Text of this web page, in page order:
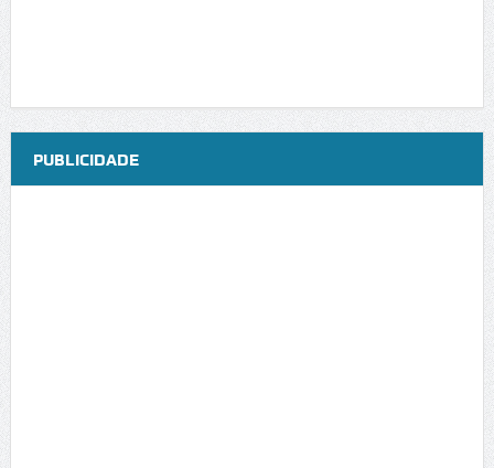
PUBLICIDADE